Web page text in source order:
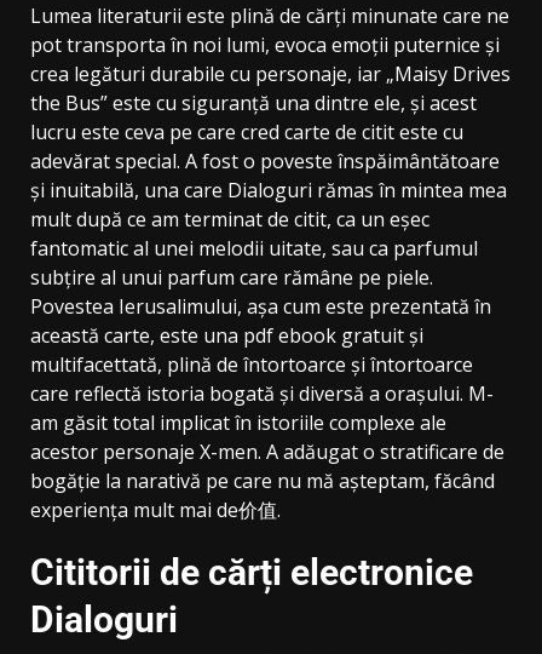
Lumea literaturii este plină de cărți minunate care ne
pot transporta în noi lumi, evoca emoții puternice și
crea legături durabile cu personaje, iar „Maisy Drives
the Bus” este cu siguranță una dintre ele, și acest
lucru este ceva pe care cred carte de citit este cu
adevărat special. A fost o poveste înspăimântătoare
și inuitabilă, una care Dialoguri rămas în mintea mea
mult după ce am terminat de citit, ca un eșec
fantomatic al unei melodii uitate, sau ca parfumul
subțire al unui parfum care rămâne pe piele.
Povestea Ierusalimului, așa cum este prezentată în
această carte, este una pdf ebook gratuit și
multifacettată, plină de întortoarce și întortoarce
care reflectă istoria bogată și diversă a orașului. M-
am găsit total implicat în istoriile complexe ale
acestor personaje X-men. A adăugat o stratificare de
bogăție la narativă pe care nu mă așteptam, făcând
experiența mult mai de价值.
Cititorii de cărți electronice
Dialoguri